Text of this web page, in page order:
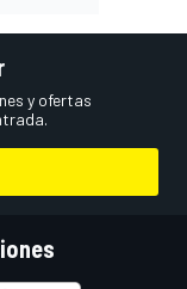
y ofertas